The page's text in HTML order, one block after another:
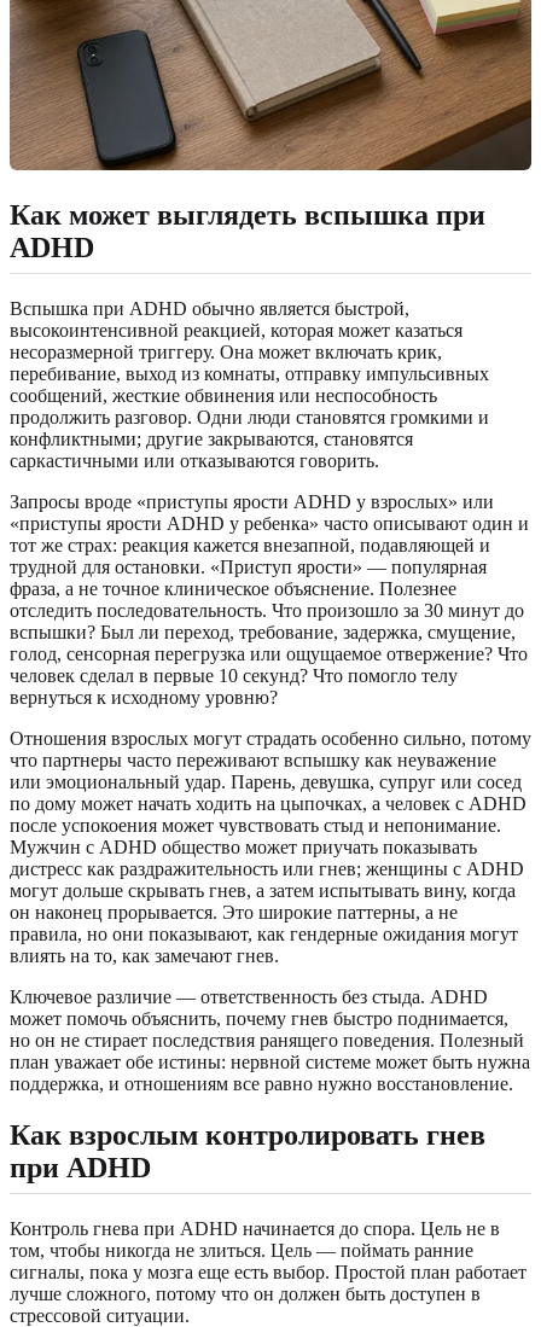
Как может выглядеть вспышка при
ADHD
Вспышка при ADHD обычно является быстрой,
высокоинтенсивной реакцией, которая может казаться
несоразмерной триггеру. Она может включать крик,
перебивание, выход из комнаты, отправку импульсивных
сообщений, жесткие обвинения или неспособность
продолжить разговор. Одни люди становятся громкими и
конфликтными; другие закрываются, становятся
саркастичными или отказываются говорить.
Запросы вроде «приступы ярости ADHD у взрослых» или
«приступы ярости ADHD у ребенка» часто описывают один и
тот же страх: реакция кажется внезапной, подавляющей и
трудной для остановки. «Приступ ярости» — популярная
фраза, а не точное клиническое объяснение. Полезнее
отследить последовательность. Что произошло за 30 минут до
вспышки? Был ли переход, требование, задержка, смущение,
голод, сенсорная перегрузка или ощущаемое отвержение? Что
человек сделал в первые 10 секунд? Что помогло телу
вернуться к исходному уровню?
Отношения взрослых могут страдать особенно сильно, потому
что партнеры часто переживают вспышку как неуважение
или эмоциональный удар. Парень, девушка, супруг или сосед
по дому может начать ходить на цыпочках, а человек с ADHD
после успокоения может чувствовать стыд и непонимание.
Мужчин с ADHD общество может приучать показывать
дистресс как раздражительность или гнев; женщины с ADHD
могут дольше скрывать гнев, а затем испытывать вину, когда
он наконец прорывается. Это широкие паттерны, а не
правила, но они показывают, как гендерные ожидания могут
влиять на то, как замечают гнев.
Ключевое различие — ответственность без стыда. ADHD
может помочь объяснить, почему гнев быстро поднимается,
но он не стирает последствия ранящего поведения. Полезный
план уважает обе истины: нервной системе может быть нужна
поддержка, и отношениям все равно нужно восстановление.
Как взрослым контролировать гнев
при ADHD
Контроль гнева при ADHD начинается до спора. Цель не в
том, чтобы никогда не злиться. Цель — поймать ранние
сигналы, пока у мозга еще есть выбор. Простой план работает
лучше сложного, потому что он должен быть доступен в
стрессовой ситуации.